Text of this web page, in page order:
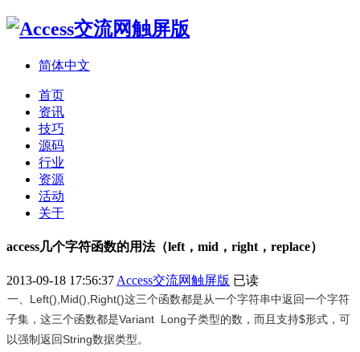
简体中文
首页
资讯
技巧
源码
行业
资源
活动
关于
access几个字符函数的用法（left，mid，right，replace）
2013-09-18 17:56:37 Access交流网触屏版 已读
一、Left(),Mid(),Right()这三个函数都是从一个字符串中返回一个字符
子集，这三个函数都是Variant Long子类型的数，而且支持$形式，可
以强制返回String数据类型。